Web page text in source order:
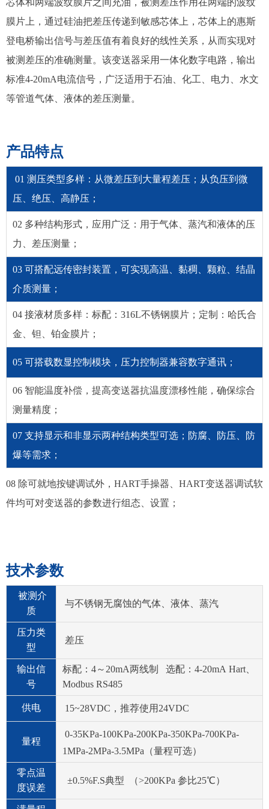
芯体和两端波纹膜片之间充油，被测差压作用在两端的波纹
膜片上，通过硅油把差压传递到敏感芯体上，芯体上的惠斯
登电桥输出信号与差压值有着良好的线性关系，从而实现对
被测差压的准确测量。该变送器采用一体化数字电路，输出
标准4-20mA电流信号，广泛适用于石油、化工、电力、水文
等管道气体、液体的差压测量。
产品特点
01 测压类型多样：从微差压到大量程差压；从负压到微
压、绝压、高静压；
02 多种结构形式，应用广泛：用于气体、蒸汽和液体的压
力、差压测量；
03 可搭配远传密封装置，可实现高温、黏稠、颗粒、结晶
介质测量；
04 接液材质多样：标配：316L不锈钢膜片；定制：哈氏合
金、钽、铂金膜片；
05 可搭载数显控制模块，压力控制器兼容数字通讯；
06 智能温度补偿，提高变送器抗温度漂移性能，确保综合
测量精度；
07 支持显示和非显示两种结构类型可选；防腐、防压、防
爆等需求；
08 除可就地按键调试外，HART手操器、HART变送器调试软
件均可对变送器的参数进行组态、设置；
技术参数
被测介
质
与不锈钢无腐蚀的气体、液体、蒸汽
压力类
型
差压
输出信
号
标配：4～20mA两线制 选配：4-20mA Hart、
Modbus RS485
供电 15~28VDC，推荐使用24VDC
量程
0-35KPa-100KPa-200KPa-350KPa-700KPa-
1MPa-2MPa-3.5MPa（量程可选）
零点温
度误差
±0.5%F.S典型 （>200KPa 参比25℃）